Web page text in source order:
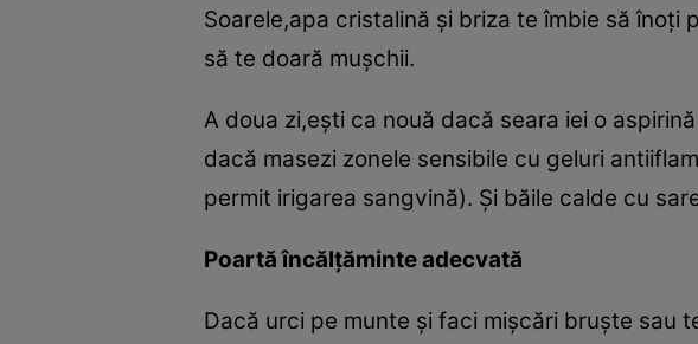
Soarele,apa cristalină şi briza te îmbie să înoţi
să te doară muşchii.
A doua zi,eşti ca nouă dacă seara iei o
dacă masezi zonele sensibile cu geluri
permit irigarea sangvină). Şi băile calde cu
Poartă încălţăminte adecvată
Dacă urci pe munte şi faci mişcări bruşte sau